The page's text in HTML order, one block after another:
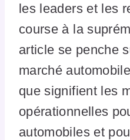
les leaders et les
course à la
article se penche
marché
que signifient les
opérationnelles
automobiles et